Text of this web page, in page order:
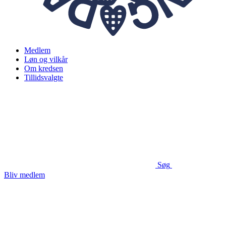
Medlem
Løn og vilkår
Om kredsen
Tillidsvalgte
Søg
Bliv medlem